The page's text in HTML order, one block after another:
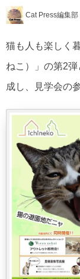
Cat Press編集部
猫も人も楽しく
ねこ）」の第2
成し、見学会の